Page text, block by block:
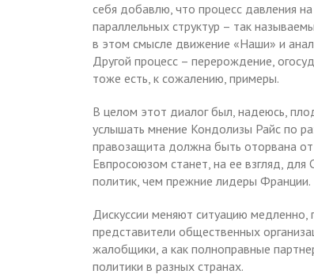
себя добавлю, что процесс давления
параллельных структур – так
в этом смысле движение «Наши» и
Другой процесс – перерождение,
тоже есть, к сожалению, примеры.
В целом этот диалог был, надеюсь,
услышать мнение Кондолизы Райс по
правозащита должна быть оторвана
Евпросоюзом станет, на ее взгляд,
политик, чем прежние лидеры Франции.
Дискуссии меняют ситуацию
представители общественных
жалобщики, а как полноправные
политики в разных странах.